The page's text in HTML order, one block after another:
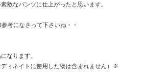
敵なパンツに仕上がったと思います。
考になさって下さいね・・
なります。
ディネイトに使用した物は含まれません）※